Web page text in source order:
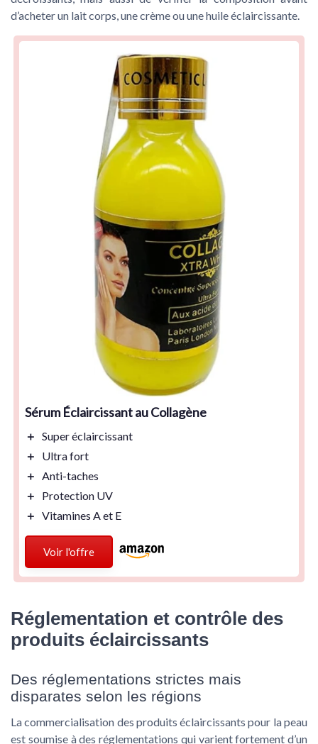
d’acheter un lait corps, une crème ou une huile éclaircissante.
Sérum Éclaircissant au Collagène
＋ Super éclaircissant
＋
Ultra fort
＋ Anti-taches
＋
Protection UV
＋ Vitamines A et E
Voir l'offre
Réglementation et contrôle des
produits éclaircissants
Des réglementations strictes mais
disparates selon les régions
La commercialisation des produits éclaircissants pour lapeau
est soumise à des réglementations qui varient fortement d’un